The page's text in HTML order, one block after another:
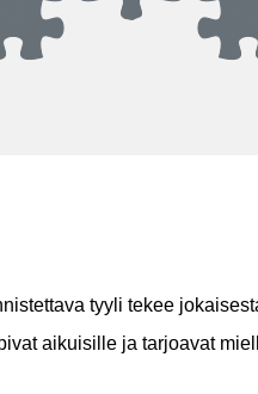
tyyli tekee
aikuisille ja tarjoavat